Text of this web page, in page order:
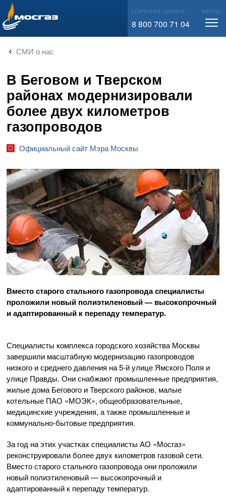
info@mos-gaz.ru ГОРЯЧАЯ ЛИНИЯ
8 800 700 71 04
МЕНЮ
СМИ о нас
В Беговом и Тверском
районах модернизировали
более двух километров
газопроводов
Официальный сайт Мэра Москвы
Вместо старого стального газопровода специалисты
проложили новый полиэтиленовый — высокопрочный
и адаптированный к перепаду температур.
Специалисты комплекса городского хозяйства Москвы
завершили масштабную модернизацию газопроводов
низкого и среднего давления на 5-й улице Ямского Поля и
улице Правды. Они снабжают промышленные предприятия,
жилые дома Бегового и Тверского районов, малые
котельные ПАО «МОЭК», общеобразовательные,
медицинские учреждения, а также промышленные и
коммунально-бытовые предприятия.
За год на этих участках специалисты АО «Мосгаз»
реконструировали более двух километров газовой сети.
Вместо старого стального газопровода они проложили
новый полиэтиленовый — высокопрочный и
адаптированный к перепаду температур.